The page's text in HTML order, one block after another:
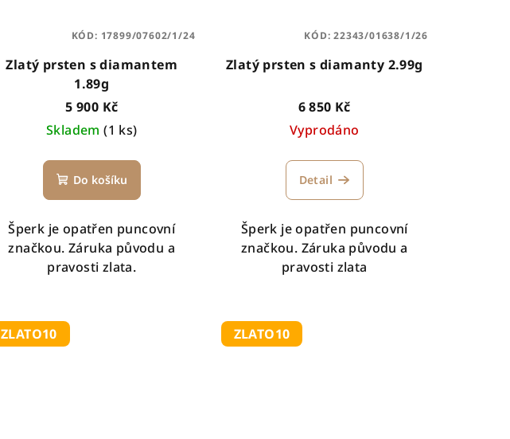
Zlatý prsten s diamantem
1.89g
5 900 Kč
Skladem(1 ks)
Do košíku
Šperk je opatřen puncovní
značkou. Záruka původu a
pravosti zlata.
KÓD: 17899/07602/1/24
Zlatý prsten s diamanty 2.99g
6 850 Kč
Vyprodáno
Detail
Šperk je opatřen puncovní
značkou. Záruka původu a
pravosti zlata
KÓD:22343/01638/1/26
ZLATO10 ZLATO10